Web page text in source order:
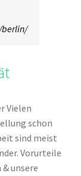
Vielen
schon
sind meist
Vorurteile
unsere